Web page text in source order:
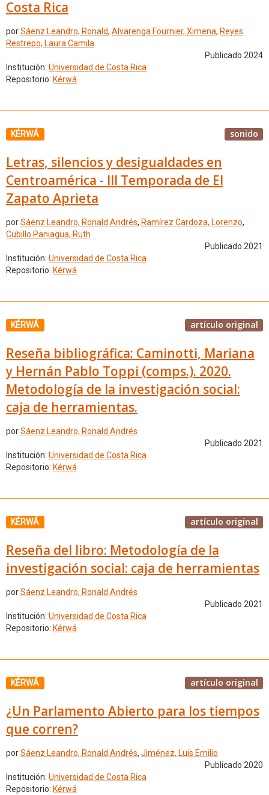
Costa Rica
porSáenz Leandro, Ronald, Alvarenga Fournier, Ximena, Reyes
Restrepo, Laura Camila
Publicado 2024
Institución: Universidad de Costa Rica
Repositorio: Kérwá
KÉRWÁ sonido
Letras, silencios y desigualdades en
Centroamérica - III Temporada de El
Zapato Aprieta
porSáenz Leandro, Ronald Andrés, Ramírez Cardoza, Lorenzo,
Cubillo Paniagua, Ruth
Publicado 2021
Institución: Universidad de Costa Rica
Repositorio: Kérwá
KÉRWÁ artículo original
Reseña bibliográfica: Caminotti, Mariana
y Hernán Pablo Toppi (comps.). 2020.
Metodología de la investigación social:
caja de herramientas.
porSáenz Leandro, Ronald Andrés
Publicado 2021
Institución: Universidad de Costa Rica
Repositorio: Kérwá
KÉRWÁ artículo original
Reseña del libro: Metodología de la
investigación social: caja de herramientas
porSáenz Leandro, Ronald Andrés
Publicado 2021
Institución: Universidad de Costa Rica
Repositorio: Kérwá
KÉRWÁ artículo original
¿Un Parlamento Abierto para los tiempos
que corren?
porSáenz Leandro, Ronald Andrés, Jiménez, Luis Emilio
Publicado 2020
Institución: Universidad de Costa Rica
Repositorio: Kérwá